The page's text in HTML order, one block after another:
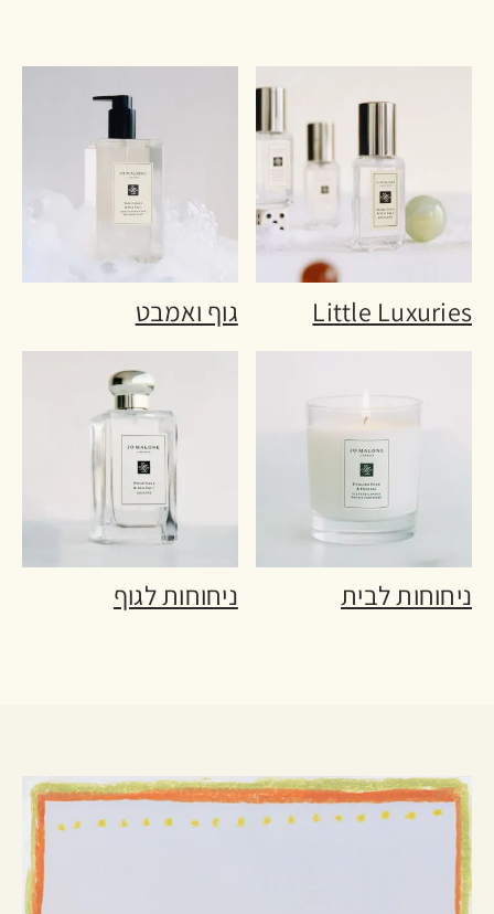
Little Luxuries גוף ואמבט
ניחוחות לבית ניחוחות לגוף